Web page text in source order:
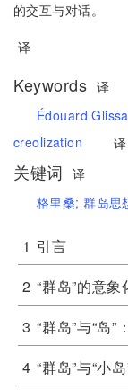
的交互与对话。
译
Keywords 译
Édouard
creolization
译
关键词
译
格里桑;群岛思
1 引言
2 “群岛”的意
3 “群岛”与“岛
4 “群岛”与“小